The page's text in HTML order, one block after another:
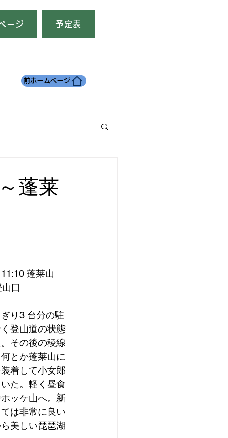
ージ 予定表
前ホームページ
蓬莱
蓬莱山
口
り3 台分の駐
登山道の状態
その後の稜線
とか蓬莱山に
着して小女郎
た。軽く昼食
ッケ山へ。新
は非常に良い
美しい琵琶湖